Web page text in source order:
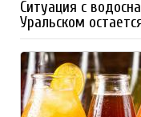
Ситуация с
Уральском